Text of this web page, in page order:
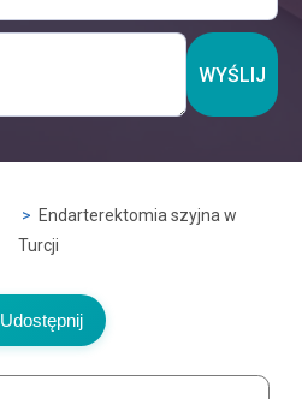
WYŚLIJ
Endarterektomia szyjna w
Turcji
Udostępnij